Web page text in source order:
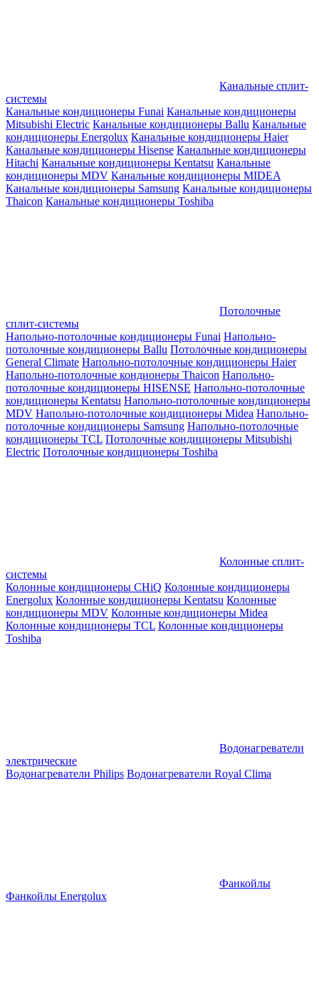
Канальные сплит-
системы
Канальные кондиционеры Funai Канальные кондиционеры
Mitsubishi Electric Канальные кондиционеры Ballu Канальные
кондиционеры Energolux Канальные кондиционеры Haier
Канальные кондиционеры Hisense Канальные кондиционеры
Hitachi Канальные кондиционеры Kentatsu Канальные
кондиционеры MDV Канальные кондиционеры MIDEA
Канальные кондиционеры Samsung Канальные кондиционеры
Thaicon Канальные кондиционеры Toshiba
Потолочные
сплит-системы
Напольно-потолочные кондиционеры Funai Напольно-
потолочные кондиционеры Ballu Потолочные кондиционеры
General Climate Напольно-потолочные кондиционеры Haier
Напольно-потолочные кондионеры Thaicon Напольно-
потолочные кондиционеры HISENSE Напольно-потолочные
кондиционеры Kentatsu Напольно-потолочные кондиционеры
MDV Напольно-потолочные кондиционеры Midea Напольно-
потолочные кондиционеры Samsung Напольно-потолочные
кондиционеры TCL Потолочные кондиционеры Mitsubishi
Electric Потолочные кондиционеры Toshiba
Колонные сплит-
системы
Колонные кондиционеры CHiQ Колонные кондиционеры
Energolux Колонные кондиционеры Kentatsu Колонные
кондиционеры MDV Колонные кондиционеры Midea
Колонные кондиционеры TCL Колонные кондиционеры
Toshiba
Водонагреватели
электрические
Водонагреватели Philips Водонагреватели Royal Clima
Фанкойлы
Фанкойлы Energolux